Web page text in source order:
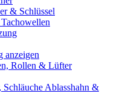
& Schlüssel
anzeigen
Rollen & Lüfter
Schläuche Ablasshahn &